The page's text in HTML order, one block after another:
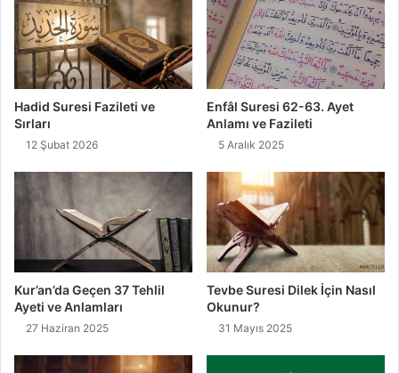
Hadid Suresi Fazileti ve
Sırları
12 Şubat 2026
Enfâl Suresi 62-63. Ayet
Anlamı ve Fazileti
5 Aralık 2025
Kur’an’da Geçen 37 Tehlil
Ayeti ve Anlamları
27 Haziran 2025
Tevbe Suresi Dilek İçin Nasıl
Okunur?
31 Mayıs 2025